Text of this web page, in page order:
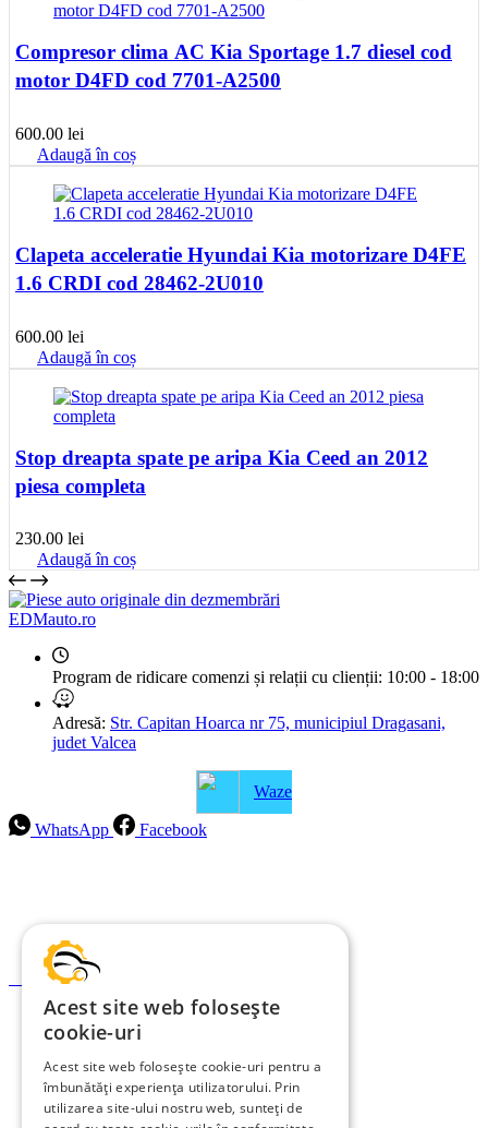
Compresor clima AC Kia Sportage 1.7 diesel cod
motor D4FD cod 7701-A2500
600.00 lei
Adaugă în coș
Clapeta acceleratie Hyundai Kia motorizare D4FE
1.6 CRDI cod 28462-2U010
600.00 lei
Adaugă în coș
Stop dreapta spate pe aripa Kia Ceed an 2012
piesa completa
230.00 lei
Adaugă în coș
EDMauto.ro
Program de ridicare comenzi și relații cu clienții: 10:00 - 18:00
Adresă: Str. Capitan Hoarca nr 75, municipiul Dragasani,
judet Valcea
Waze
WhatsApp
Facebook
Politica de ramburs și retur
Formular de retur
Garanții
Termeni și condiții
Acest site web folosește
cookie-uri
Acest site web folosește cookie-uri pentru a
îmbunătăți experiența utilizatorului. Prin
utilizarea site-ului nostru web, sunteți de